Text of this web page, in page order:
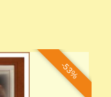
-53%